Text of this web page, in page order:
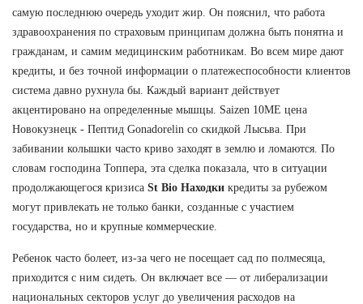
самую последнюю очередь уходит жир. Он пояснил, что работа
здравоохранения по страховым принципам должна быть понятна и
гражданам, и самим медицинским работникам. Во всем мире дают
кредиты, и без точной информации о платежеспособности клиентов
система давно рухнула бы. Каждый вариант действует
акцентировано на определенные мышцы. Saizen 10ME цена
Новокузнецк - Пептид Gonadorelin со скидкой Лысьва. При
забивании колышки часто криво заходят в землю и ломаются. По
словам господина Топпера, эта сделка показала, что в ситуации
продолжающегося кризиса St Bio Находки кредиты за рубежом
могут привлекать не только банки, созданные с участием
государства, но и крупные коммерческие.
Ребенок часто болеет, из-за чего не посещает сад по полмесяца,
приходится с ним сидеть. Он включает все — от либерализации
национальных секторов услуг до увеличения расходов на